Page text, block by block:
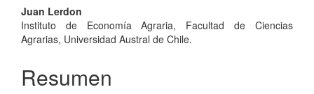
Juan Lerdon
Instituto de Economía Agraria, Facultad de Ciencias
Agrarias, Universidad Austral de Chile.
Resumen